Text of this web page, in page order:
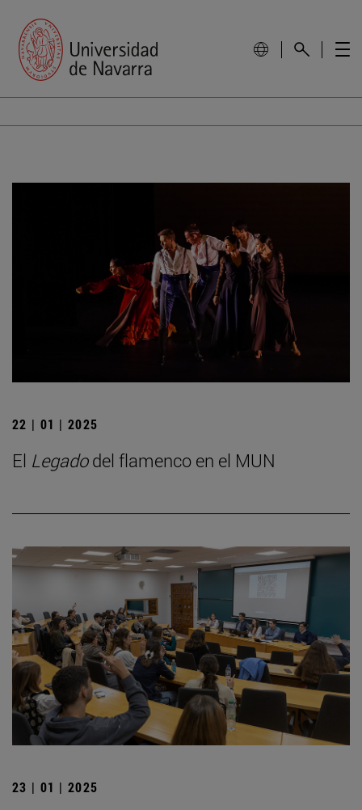
22 | 01 | 2025
El Legadodel flamenco en el MUN
23 | 01 | 2025